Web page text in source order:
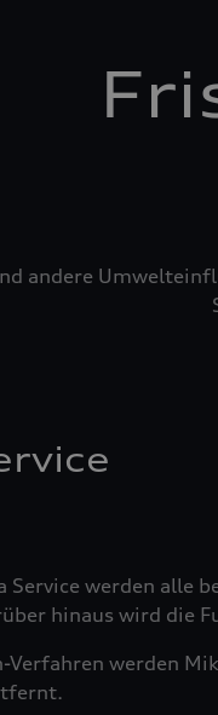
andere
Service werden alle
hinaus wird die
Verfahren werden